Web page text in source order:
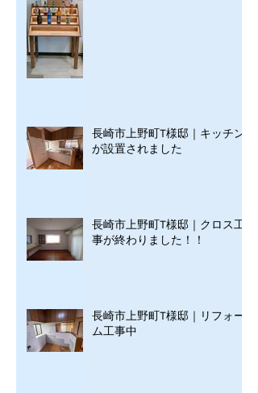
長崎市上野町T様邸｜キッチン
が設置されました
長崎市上野町T様邸｜クロス工
事が終わりました！！
長崎市上野町T様邸｜リフォー
ム工事中